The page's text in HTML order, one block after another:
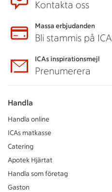
Kontakta oss
Massa erbjudanden
Bli stammis på ICA
ICAs inspirationsmejl
Prenumerera
Handla
Handla online
ICAs matkasse
Catering
Apotek Hjärtat
Handla som företag
Gaston